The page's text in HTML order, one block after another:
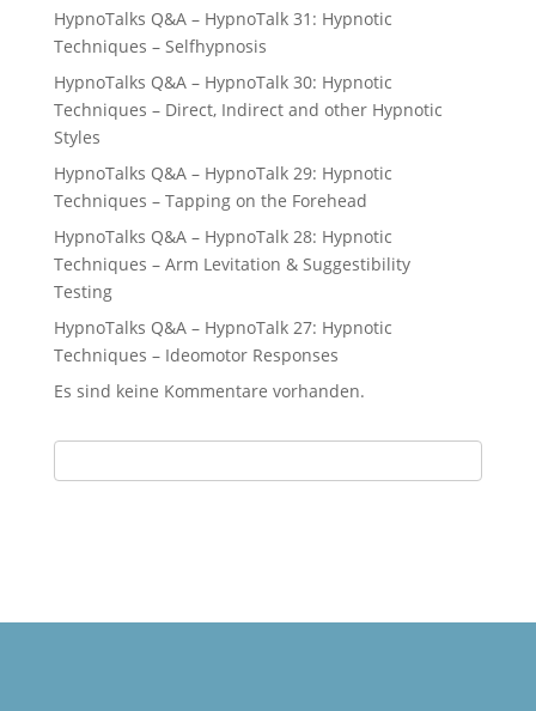
HypnoTalks Q&A – HypnoTalk 31: Hypnotic
Techniques – Selfhypnosis
HypnoTalks Q&A – HypnoTalk 30: Hypnotic
Techniques – Direct, Indirect and other Hypnotic
Styles
HypnoTalks Q&A – HypnoTalk 29: Hypnotic
Techniques – Tapping on the Forehead
HypnoTalks Q&A – HypnoTalk 28: Hypnotic
Techniques – Arm Levitation & Suggestibility
Testing
HypnoTalks Q&A – HypnoTalk 27: Hypnotic
Techniques – Ideomotor Responses
Es sind keine Kommentare vorhanden.